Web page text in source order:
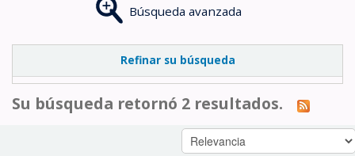
Búsqueda avanzada
Refinar su búsqueda
Su búsqueda retornó 2 resultados.